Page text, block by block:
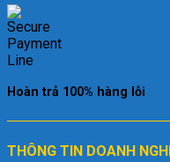
Hoàn trả 100% hàng lỗi
THÔNG TIN DOANH